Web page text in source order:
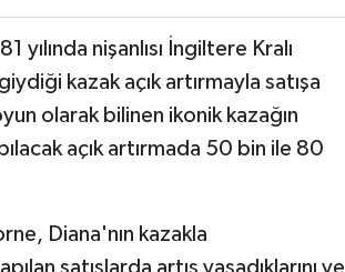
nişanlısı İngiltere Kralı
kazak açık artırmayla satışa
olarak bilinen ikonik kazağın
açık artırmada 50 bin ile 80
Diana'nın kazakla